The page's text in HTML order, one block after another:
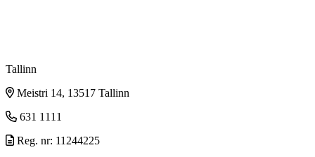
Tallinn
Meistri 14, 13517 Tallinn
631 1111
Reg. nr: 11244225